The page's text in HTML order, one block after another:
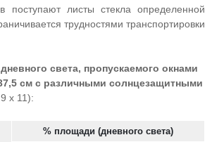
поступают листы стекла определенной
трудностями транспортировки
света, пропускаемого окнами
см с различными солнцезащитными
х 11):
% площади (дневного света)